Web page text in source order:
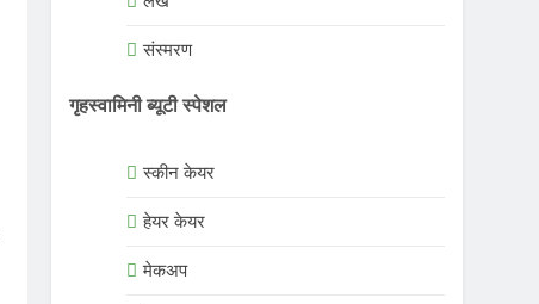
संस्मरण
गृहस्वामिनी ब्यूटी स्पेशल
स्कीन केयर
हेयर केयर
मेकअप